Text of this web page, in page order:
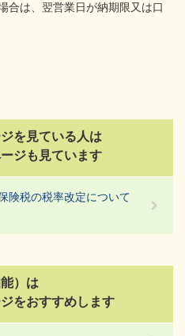
合は、翌営業日が納期限又は口
を見ている人は
ジも見ています
税の税率改定について
）は
をおすすめします